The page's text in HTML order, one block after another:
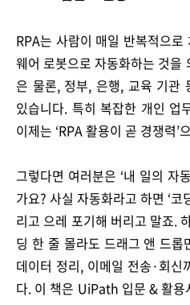
RPA는 사람이 매일 반복적으
웨어 로봇으로 자동화하는 것을
은 물론, 정부, 은행, 교육 기관
있습니다. 특히 복잡한 개인 업
이제는 ‘RPA 활용이 곧 경쟁력’
그렇다면 여러분은 ‘내 일의 자
가요? 사실 자동화라고 하면 ‘코
리고 으레 포기해 버리고 말죠.
딩 한 줄 몰라도 드래그 앤 드롭
데이터 정리, 이메일 전송·회신
다. 이 책은 UiPath 입문 & 활용